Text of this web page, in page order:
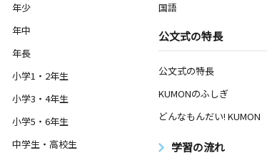
年少
年中
年長
小学1・2年生
小学3・4年生
小学5・6年生
中学生・高校生
国語
公文式の特長
公文式の特長
KUMONのふしぎ
どんなもんだい! KUMON
学習の流れ